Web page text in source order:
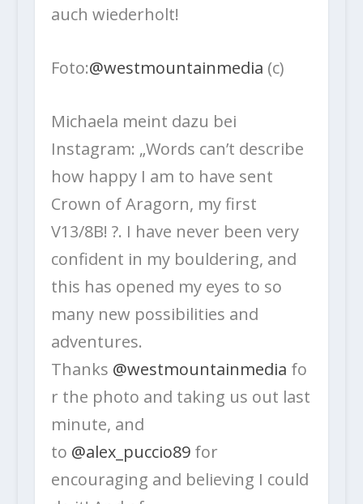
auch wiederholt!
Foto:@westmountainmedia (c)
Michaela meint dazu bei
Instagram: „Words can’t describe
how happy I am to have sent
Crown of Aragorn, my first
V13/8B! ?. I have never been very
confident in my bouldering, and
this has opened my eyes to so
many new possibilities and
adventures.
Thanks @westmountainmedia fo
r the photo and taking us out last
minute, and
to @alex_puccio89for
encouraging and believing I could